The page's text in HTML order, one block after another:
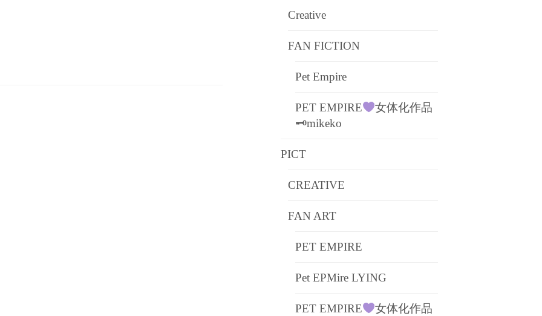
Creative
FAN FICTION
Pet Empire
PET EMPIRE
女体化作品
🗝mikeko
PICT
CREATIVE
FAN ART
PET EMPIRE
Pet EPMire LYING
PET EMPIRE
女体化作品